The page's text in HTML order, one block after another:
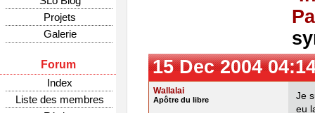
Projets
Galerie
Forum
Index
Liste des membres
15 Dec 2004
Wallalai
Apôtre du libre
Je
eu